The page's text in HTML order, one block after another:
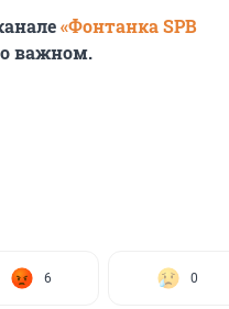
«Фонтанка SPB
важном.
6 0